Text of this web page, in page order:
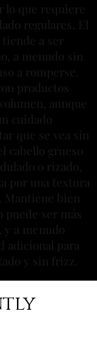
lo que requiere
regulares. El
a ser
a menudo sin
a romperse.
productos
aunque
cuidado
que se vea sin
cabello grueso
o rizado,
por una textura
Mantiene bien
puede ser más
a menudo
adicional para
y sin frizz.